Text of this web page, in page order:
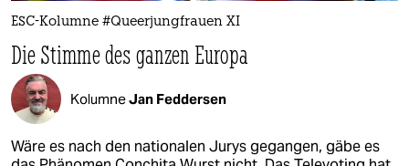
ESC-Kolumne #Queerjungfrauen XI
Die Stimme des ganzen Europa
KolumneJan Feddersen
Wäre es nach den nationalen Jurys gegangen, gäbe es